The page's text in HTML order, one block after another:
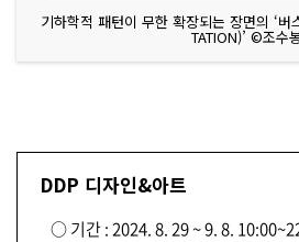
기하학적 패턴이 무한 확장되는 장면의 ‘버
TATION)’ ©조수
DDP 디자인&아트
○ 기간 : 2024. 8. 29 ~ 9. 8.